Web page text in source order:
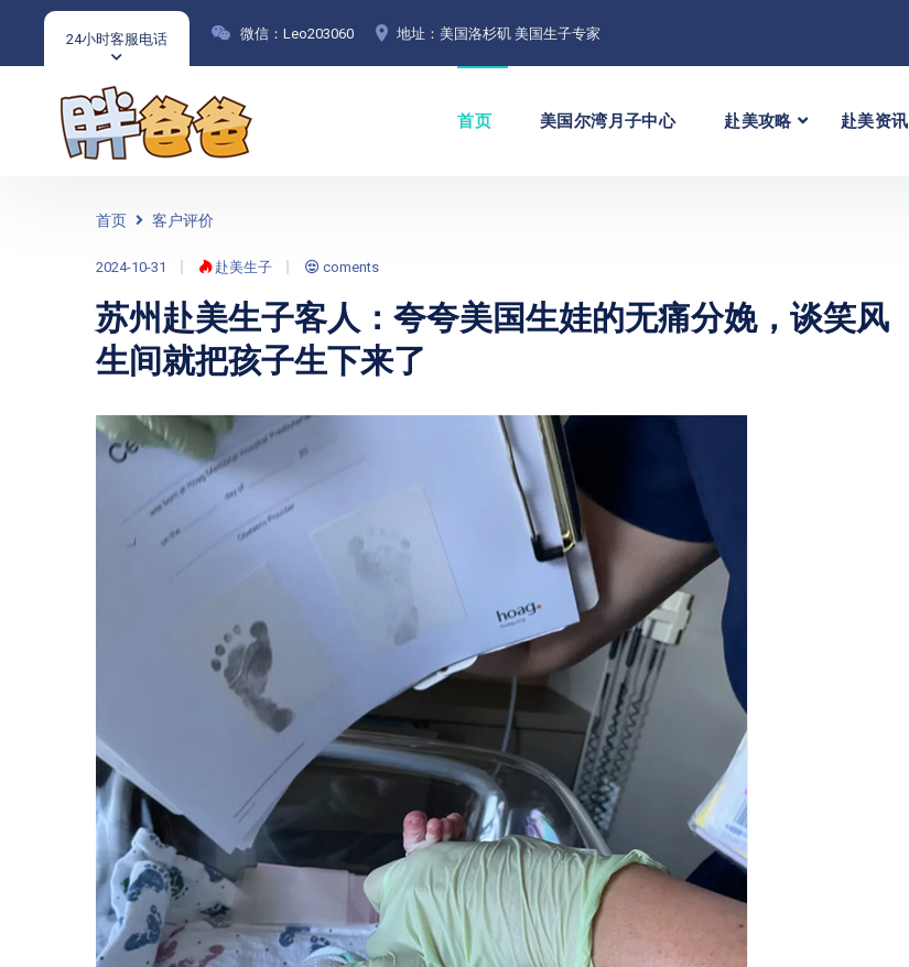
24小时客服电话 微信：Leo203060 地址：美国洛杉矶 美国生子专家
首页 美国尔湾月子中心 赴美攻略 赴美资讯
首页 客户评价
2024-10-31 赴美生子 coments
苏州赴美生子客人：夸夸美国生娃的无痛分娩，谈笑风
生间就把孩子生下来了